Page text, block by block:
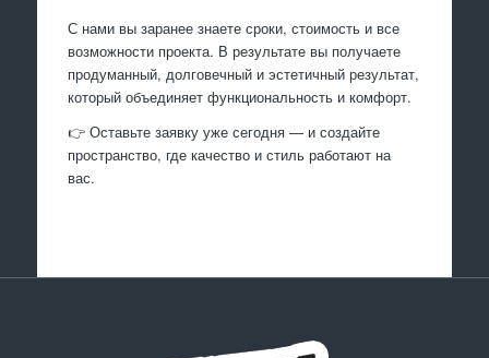
С нами вы заранее знаете сроки, стоимость и все
возможности проекта. В результате вы получаете
продуманный, долговечный и эстетичный результат,
который объединяет функциональность и комфорт.
👉 Оставьте заявку уже сегодня — и создайте
пространство, где качество и стиль работают на
вас.